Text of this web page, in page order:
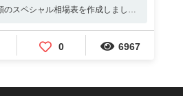
のスペシャル相場表を作成しました
0 6967